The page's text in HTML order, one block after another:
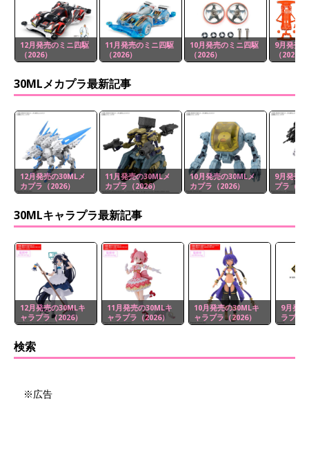
12月発売のミニ四駆
（2026）
11月発売のミニ四駆
（2026）
10月発売のミニ四駆
（2026）
9月発売
（2026）
30MLメカプラ最新記事
12月発売の30MLメ
カプラ（2026）
11月発売の30MLメ
カプラ（2026）
10月発売の30MLメ
カプラ（2026）
9月発売
プラ（
30MLキャラプラ最新記事
12月発売の30MLキ
ャラプラ（2026）
11月発売の30MLキ
ャラプラ（2026）
10月発売の30MLキ
ャラプラ（2026）
9月発
ラプラ
検索
※広告